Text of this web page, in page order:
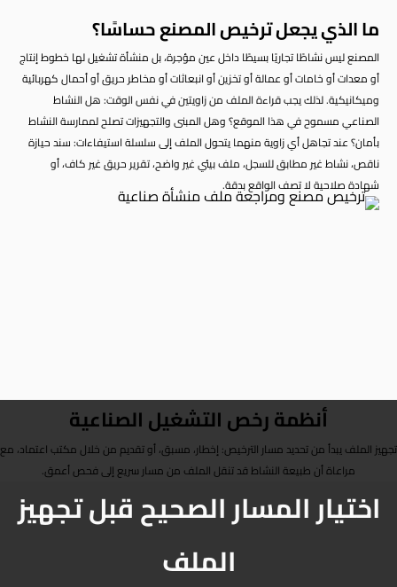
ما الذي يجعل ترخيص المصنع حساسًا؟
المصنع ليس نشاطًا تجاريًا بسيطًا داخل عين مؤجرة، بل منشأة تشغيل لها خطوط إنتاج
أو معدات أو خامات أو عمالة أو تخزين أو انبعاثات أو مخاطر حريق أو أحمال كهربائية
وميكانيكية. لذلك يجب قراءة الملف من زاويتين في نفس الوقت: هل النشاط
الصناعي مسموح في هذا الموقع؟ وهل المبنى والتجهيزات تصلح لممارسة النشاط
بأمان؟ عند تجاهل أي زاوية منهما يتحول الملف إلى سلسلة استيفاءات: سند حيازة
ناقص، نشاط غير مطابق للسجل، ملف بيئي غير واضح، تقرير حريق غير كاف، أو
شهادة صلاحية لا تصف الواقع بدقة.
أنظمة رخص التشغيل الصناعية
تجهيز الملف يبدأ من تحديد مسار الترخيص: إخطار، مسبق، أو تقديم من خلال مكتب اعتماد، مع
مراعاة أن طبيعة النشاط قد تنقل الملف من مسار سريع إلى فحص أعمق.
اختيار المسار الصحيح قبل تجهيز
الملف